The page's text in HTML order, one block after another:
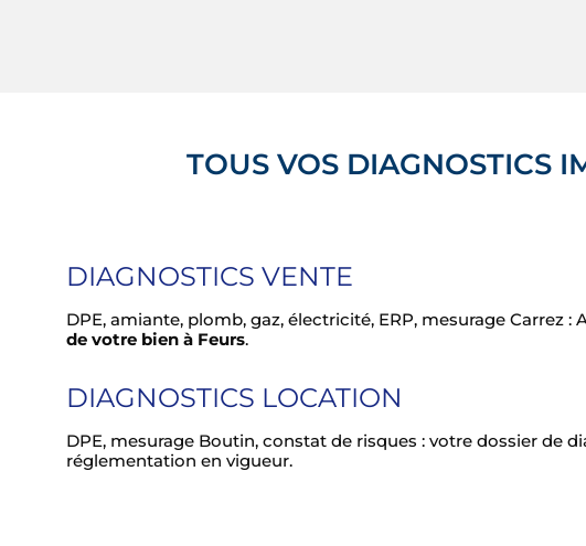
TOUS VOS DIAGNOSTICS
DIAGNOSTICS VENTE
DPE, amiante, plomb, gaz, électricité, ERP, mesurage Carrez
de votre bien à Feurs.
DIAGNOSTICS LOCATION
DPE, mesurage Boutin, constat de risques : votre dossier de
réglementation en vigueur.